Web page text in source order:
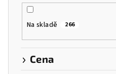
Na skladě 266
Cena